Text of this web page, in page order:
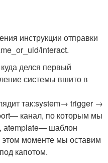
инструкции отправки
interact.
делся первый
системы вшито в
так:system→ trigger →
— канал, по которым мы
аtemplate— шаблон
моменте мы оставим
капотом.